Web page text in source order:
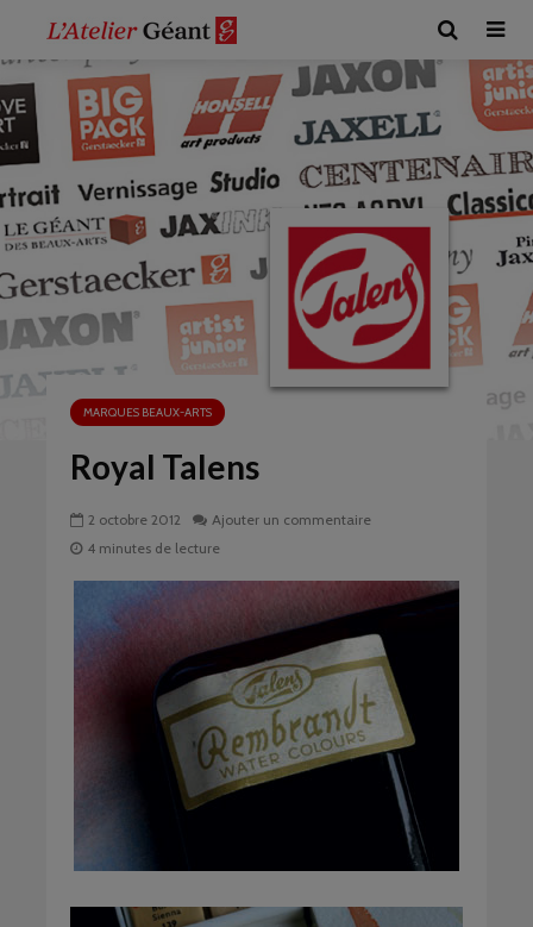
MARQUES BEAUX-ARTS
Royal Talens
2 octobre 2012
Ajouter un commentaire
4 minutes de lecture